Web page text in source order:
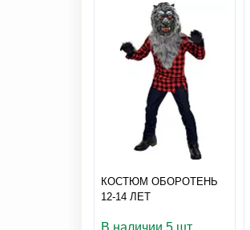
КОСТЮМ ОБОРОТЕНЬ
12-14 ЛЕТ
В наличии 5 шт.